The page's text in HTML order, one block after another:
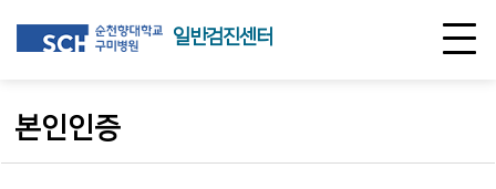
일반검진센터
본인인증